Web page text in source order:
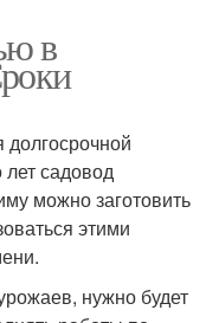
в
лет садовод
можно заготовить
этими
нужно будет